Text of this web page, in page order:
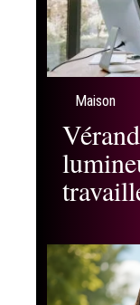
Maison